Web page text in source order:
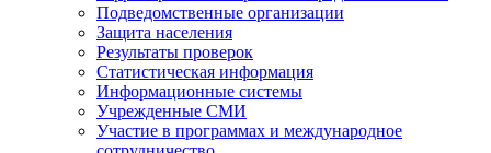
Подведомственные организации
Защита населения
Результаты проверок
Статистическая информация
Информационные системы
Учрежденные СМИ
Участие в программах и международное